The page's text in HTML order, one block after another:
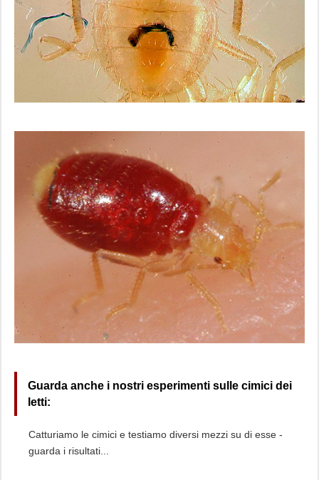
Guarda anche i nostri esperimenti sulle cimici dei
letti:
Catturiamo le cimici e testiamo diversi mezzi su di esse -
guarda i risultati...